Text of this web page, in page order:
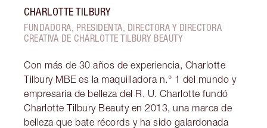
CHARLOTTE TILBURY
FUNDADORA, PRESIDENTA, DIRECTORA Y DIRECTORA
CREATIVA DE CHARLOTTE TILBURY BEAUTY
Con más de 30 años de experiencia, Charlotte
Tilbury MBE es la maquilladora n.° 1 del mundo y
empresaria de belleza del R. U. Charlotte fundó
Charlotte Tilbury Beauty en 2013, una marca de
belleza que bate récords y ha sido galardonada